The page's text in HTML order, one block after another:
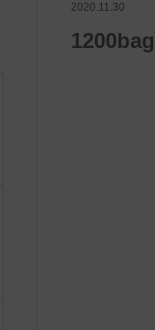
2020.11.30